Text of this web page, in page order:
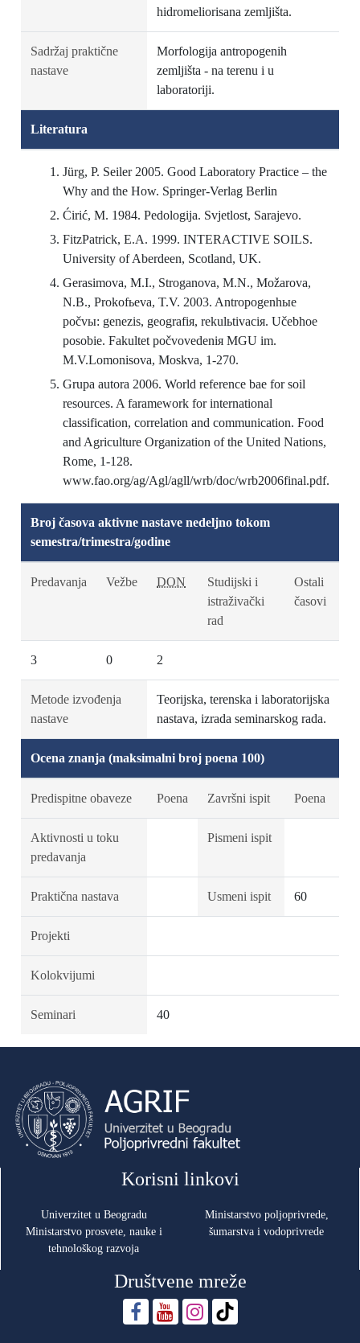
hidromeliorisana zemljišta.
Sadržaj praktične
nastave
Morfologija antropogenih
zemljišta - na terenu i u
laboratoriji.
Literatura
Jürg, P. Seiler 2005. Good Laboratory Practice – the
Why and the How. Springer-Verlag Berlin
Ćirić, M. 1984. Pedologija. Svjetlost, Sarajevo.
FitzPatrick, E.A. 1999. INTERACTIVE SOILS.
University of Aberdeen, Scotland, UK.
Gerasimova, M.I., Stroganova, M.N., Možarova,
N.B., Prokofьeva, T.V. 2003. Antropogenhыe
počvы: genezis, geografiя, rekulьtivaciя. Učebhoe
posobie. Fakultet počvovedeniя MGU im.
M.V.Lomonisova, Moskva, 1-270.
Grupa autora 2006. World reference bae for soil
resources. A faramework for international
classification, correlation and communication. Food
and Agriculture Organization of the United Nations,
Rome, 1-128.
www.fao.org/ag/Agl/agll/wrb/doc/wrb2006final.pdf.
Broj časova aktivne nastave nedeljno tokom
semestra/trimestra/godine
Predavanja Vežbe DON
Studijski i
istraživački
rad
Ostali
časovi
3 0 2
Metode izvođenja
nastave
Teorijska, terenska i laboratorijska
nastava, izrada seminarskog rada.
Ocena znanja (maksimalni broj poena 100)
Predispitne obaveze Poena Završni ispit Poena
Aktivnosti u toku
predavanja
Pismeni ispit
Praktična nastava Usmeni ispit 60
Projekti
Kolokvijumi
Seminari 40
Korisni linkovi
Univerzitet u Beogradu
Ministarstvo prosvete, nauke i
tehnološkog razvoja
Ministarstvo poljoprivrede,
šumarstva i vodoprivrede
Društvene mreže